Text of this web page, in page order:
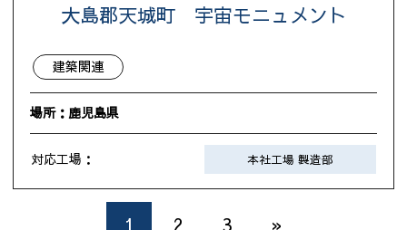
大島郡天城町 宇宙モニュメント
建築関連
場所：鹿児島県
対応工場： 本社工場 製造部
1 2 3 »